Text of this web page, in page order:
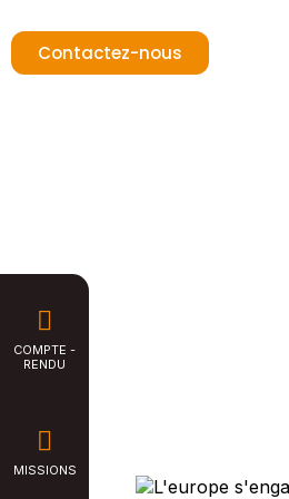
COMPTE -
RENDU
MISSIONS
T : +33 (0)5 82 95 56 28
Contactez-nous